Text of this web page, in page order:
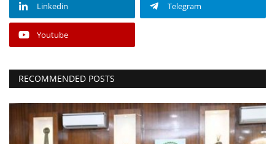
Linkedin Telegram
Youtube
RECOMMENDED POSTS